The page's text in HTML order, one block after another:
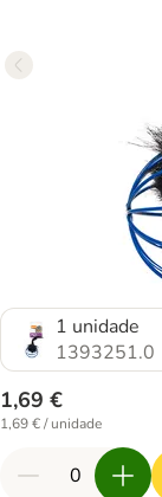
1 unidade
1393251.0
1,69 €
1,69 € / unidade